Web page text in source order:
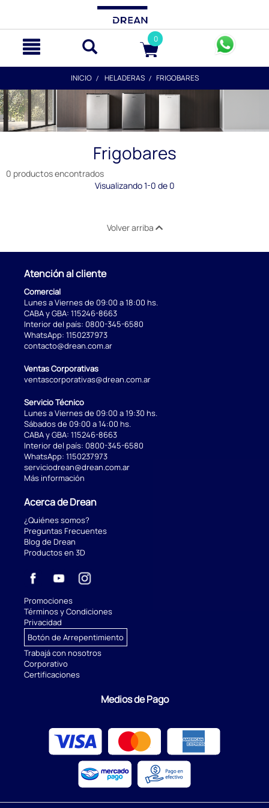
0
INICIO HELADERAS FRIGOBARES
Frigobares
0 productos encontrados
Visualizando 1-0 de 0
Volver arriba
Atención al cliente
Comercial
Lunes a Viernes de 09:00 a 18:00 hs.
CABA y GBA: 115246-8663
Interior del país: 0800-345-6580
WhatsApp: 1150237973
contacto@drean.com.ar
Ventas Corporativas
ventascorporativas@drean.com.ar
Servicio Técnico
Lunes a Viernes de 09:00 a 19:30 hs.
Sábados de 09:00 a 14:00 hs.
CABA y GBA: 115246-8663
Interior del país: 0800-345-6580
WhatsApp: 1150237973
serviciodrean@drean.com.ar
Más información
Acerca de Drean
¿Quiénes somos?
Preguntas Frecuentes
Blog de Drean
Productos en 3D
Promociones
Términos y Condiciones
Privacidad
Botón de Arrepentimiento
Trabajá con nosotros
Corporativo
Certificaciones
Medios de Pago